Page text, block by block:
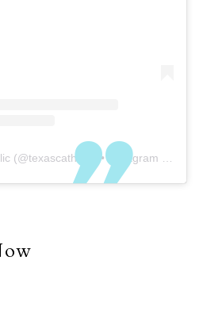
(@texascatholic ) • Instagram photos and videos